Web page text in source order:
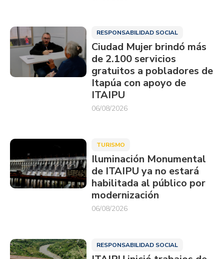
RESPONSABILIDAD SOCIAL
Ciudad Mujer brindó más
de 2.100 servicios
gratuitos a pobladores de
Itapúa con apoyo de
ITAIPU
06/08/2026
TURISMO
Iluminación Monumental
de ITAIPU ya no estará
habilitada al público por
modernización
06/08/2026
RESPONSABILIDAD SOCIAL